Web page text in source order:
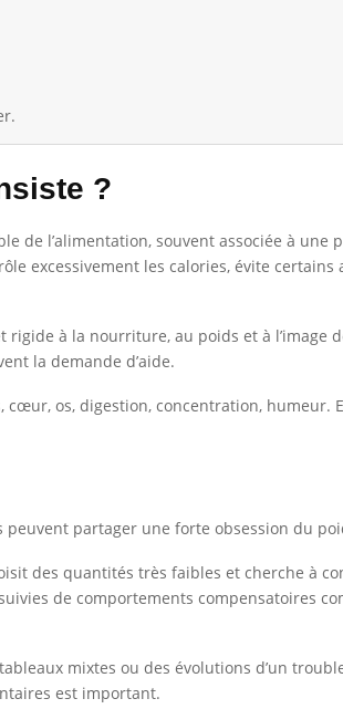
?
l’alimentation, souvent associée à une
excessivement les calories, évite
rigide à la nourriture, au poids et à l’image
la demande d’aide.
cœur, os, digestion, concentration,
partager une forte obsession du
des quantités très faibles et cherche à
de comportements compensatoires
mixtes ou des évolutions d’un
est important.